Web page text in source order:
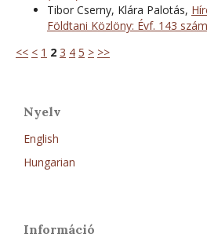
Tibor Cserny, Klára Palotás,
Földtani Közlöny: Évf. 143
<< < 1 2 3 4 5 > >>
Nyelv
English
Hungarian
Információ